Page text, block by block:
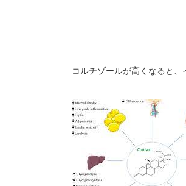
コルチゾールが高くなると、